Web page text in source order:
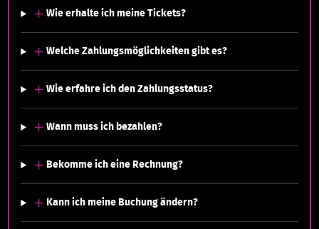
Wie erhalte ich meine Tickets?
Welche Zahlungsmöglichkeiten gibt es?
Wie erfahre ich den Zahlungsstatus?
Wann muss ich bezahlen?
Bekomme ich eine Rechnung?
Kann ich meine Buchung ändern?